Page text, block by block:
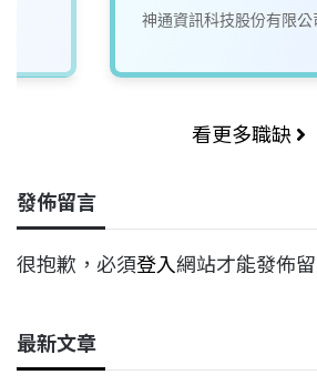
神通資訊科技股份有限公
看更多職缺
發佈留言
很抱歉，必須登入網站才能發佈留
最新文章